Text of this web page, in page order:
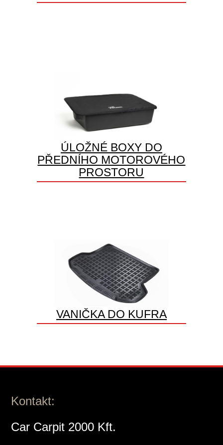
ÚLOŽNÉ BOXY DO
PŘEDNÍHO MOTOROVÉHO
PROSTORU
VANIČKA DO KUFRA
Kontakt:
Car Carpit 2000 Kft.